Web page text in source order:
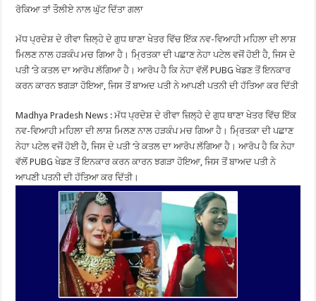
ਰੋਕਿਆ ਤਾਂ ਤੌਲੀਏ ਨਾਲ ਘੁੱਟ ਦਿੱਤਾ ਗਲਾ
ਮੱਧ ਪ੍ਰਦੇਸ਼ ਦੇ ਰੀਵਾ ਜ਼ਿਲ੍ਹੇ ਦੇ ਗੁਧ ਥਾਣਾ ਖੇਤਰ ਵਿੱਚ ਇੱਕ ਨਵ-ਵਿਆਹੀ ਮਹਿਲਾ ਦੀ ਲਾਸ਼
ਮਿਲਣ ਨਾਲ ਹੜਕੰਪ ਮਚ ਗਿਆ ਹੈ। ਮ੍ਰਿਤਕਾ ਦੀ ਪਛਾਣ ਨੇਹਾ ਪਟੇਲ ਵਜੋਂ ਹੋਈ ਹੈ, ਜਿਸ ਦੇ
ਪਤੀ ‘ਤੇ ਕਤਲ ਦਾ ਆਰੋਪ ਲੱਗਿਆ ਹੈ। ਆਰੋਪ ਹੈ ਕਿ ਨੇਹਾ ਵੱਲੋਂ PUBG ਖੇਡਣ ਤੋਂ ਇਨਕਾਰ
ਕਰਨ ਕਾਰਨ ਝਗੜਾ ਹੋਇਆ, ਜਿਸ ਤੋਂ ਬਾਅਦ ਪਤੀ ਨੇ ਆਪਣੀ ਪਤਨੀ ਦੀ ਹੱਤਿਆ ਕਰ ਦਿੱਤੀ
Madhya Pradesh News : ਮੱਧ ਪ੍ਰਦੇਸ਼ ਦੇ ਰੀਵਾ ਜ਼ਿਲ੍ਹੇ ਦੇ ਗੁਧ ਥਾਣਾ ਖੇਤਰ ਵਿੱਚ ਇੱਕ
ਨਵ-ਵਿਆਹੀ ਮਹਿਲਾ ਦੀ ਲਾਸ਼ ਮਿਲਣ ਨਾਲ ਹੜਕੰਪ ਮਚ ਗਿਆ ਹੈ। ਮ੍ਰਿਤਕਾ ਦੀ ਪਛਾਣ
ਨੇਹਾ ਪਟੇਲ ਵਜੋਂ ਹੋਈ ਹੈ, ਜਿਸ ਦੇ ਪਤੀ ‘ਤੇ ਕਤਲ ਦਾ ਆਰੋਪ ਲੱਗਿਆ ਹੈ। ਆਰੋਪ ਹੈ ਕਿ ਨੇਹਾ
ਵੱਲੋਂ PUBG ਖੇਡਣ ਤੋਂ ਇਨਕਾਰ ਕਰਨ ਕਾਰਨ ਝਗੜਾ ਹੋਇਆ, ਜਿਸ ਤੋਂ ਬਾਅਦ ਪਤੀ ਨੇ
ਆਪਣੀ ਪਤਨੀ ਦੀ ਹੱਤਿਆ ਕਰ ਦਿੱਤੀ।